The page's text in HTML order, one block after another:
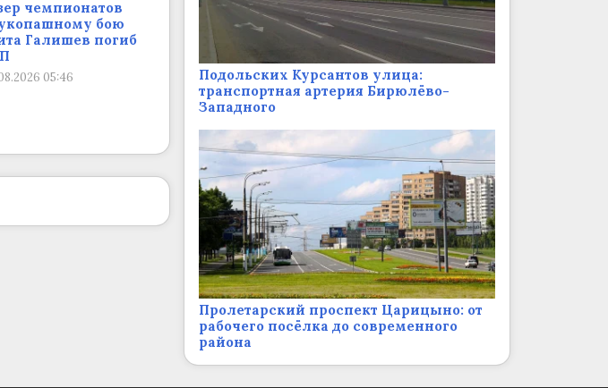
чемпионатов
бою
Галишев погиб
05:46
Подольских Курсантов улица:
транспортная артерия Бирюлёво-
Западного
Пролетарский проспект Царицыно: от
рабочего посёлка до современного
района